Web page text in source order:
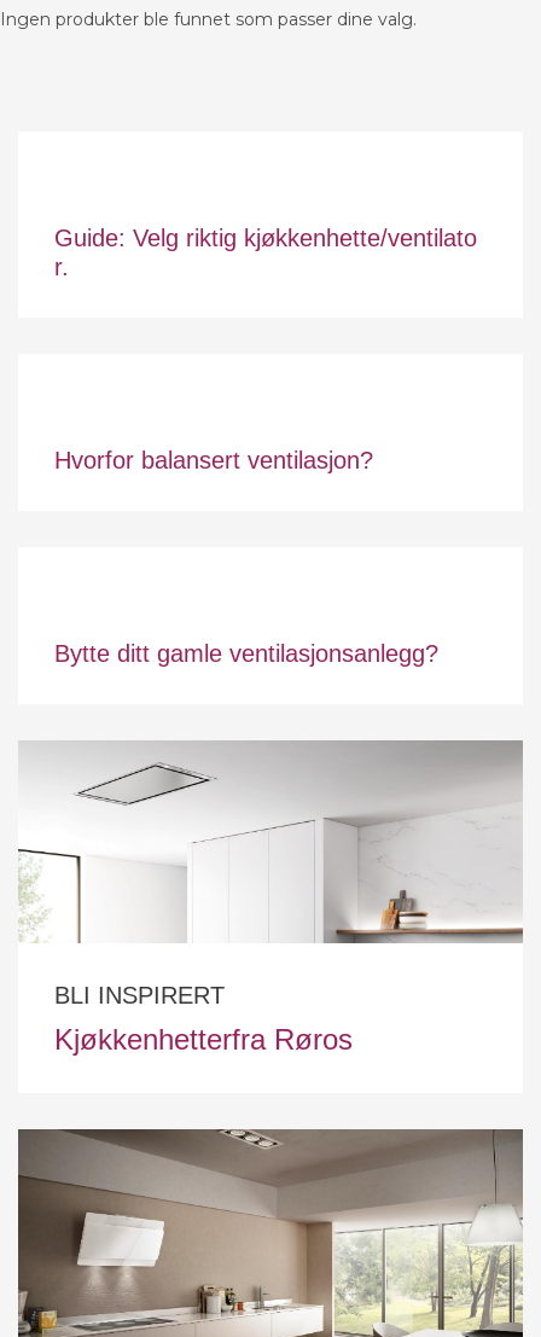
Ingen produkter ble funnet som passer dine valg.
Guide: Velg riktig kjøkkenhette/ventilato
r.
Hvorfor balansert ventilasjon?
Bytte ditt gamle ventilasjonsanlegg?
BLI INSPIRERT
Kjøkkenhetterfra Røros